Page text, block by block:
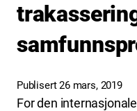
Publisert 26 mars, 2019
For den